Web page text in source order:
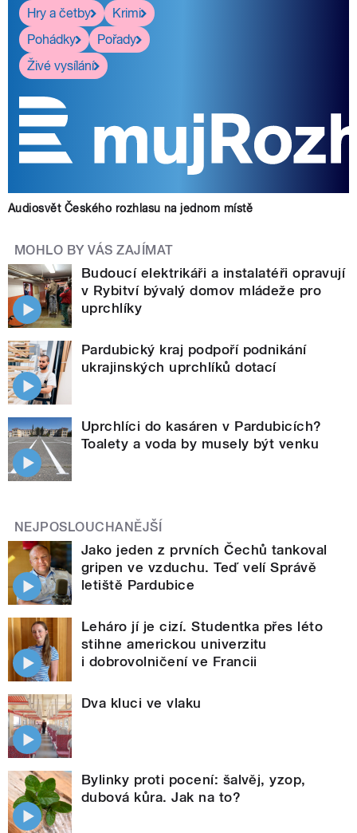
Hry a četby
Krimi
Pohádky
Pořady
Živé vysílání
Audiosvět Českého rozhlasu na jednom místě
MOHLO BY VÁS ZAJÍMAT
Budoucí elektrikáři a instalatéři opravují
v Rybitví bývalý domov mládeže pro
uprchlíky
Pardubický kraj podpoří podnikání
ukrajinských uprchlíků dotací
Uprchlíci do kasáren v Pardubicích?
Toalety a voda by musely být venku
NEJPOSLOUCHANĚJŠÍ
Jako jeden z prvních Čechů tankoval
gripen ve vzduchu. Teď velí Správě
letiště Pardubice
Leháro jí je cizí. Studentka přes léto
stihne americkou univerzitu
i dobrovolničení ve Francii
Dva kluci ve vlaku
Bylinky proti pocení: šalvěj, yzop,
dubová kůra. Jak na to?